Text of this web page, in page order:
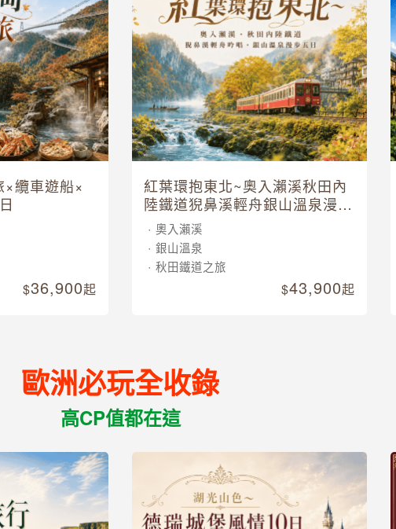
×纜車遊船×
36,900起
紅葉環抱東北~奧入瀨溪秋田內
陸鐵道猊鼻溪輕舟銀山溫泉漫步
五日
奧入瀨溪
銀山溫泉
秋田鐵道之旅
43,900起
歐洲必玩全收錄
高CP值都在這